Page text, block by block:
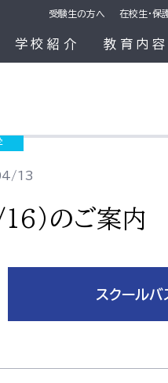
学校紹介 教育内容
受験生の方へ 在校生・保
13
）のご案内
スクールバ